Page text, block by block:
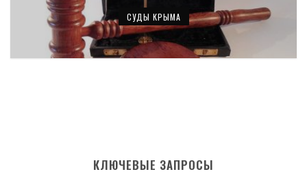
СУДЫ КРЫМА
КЛЮЧЕВЫЕ ЗАПРОСЫ